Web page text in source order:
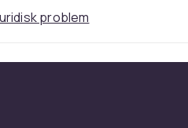
problem